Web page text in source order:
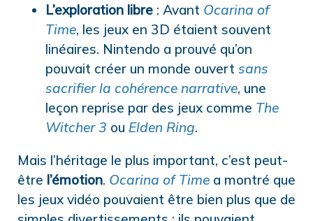
L’exploration libre : Avant Ocarina of
Time, les jeux en 3D étaient souvent
linéaires. Nintendo a prouvé qu’on
pouvait créer un monde ouvert sans
sacrifier la cohérence narrative, une
leçon reprise par des jeux comme The
Witcher 3 ou Elden Ring.
Mais l’héritage le plus important, c’est peut-
être l’émotion. Ocarina of Time a montré que
les jeux vidéo pouvaient être bien plus que de